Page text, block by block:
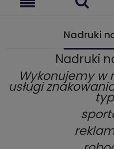
Nadruki
Nadruki
Wykonujemy w
usługi